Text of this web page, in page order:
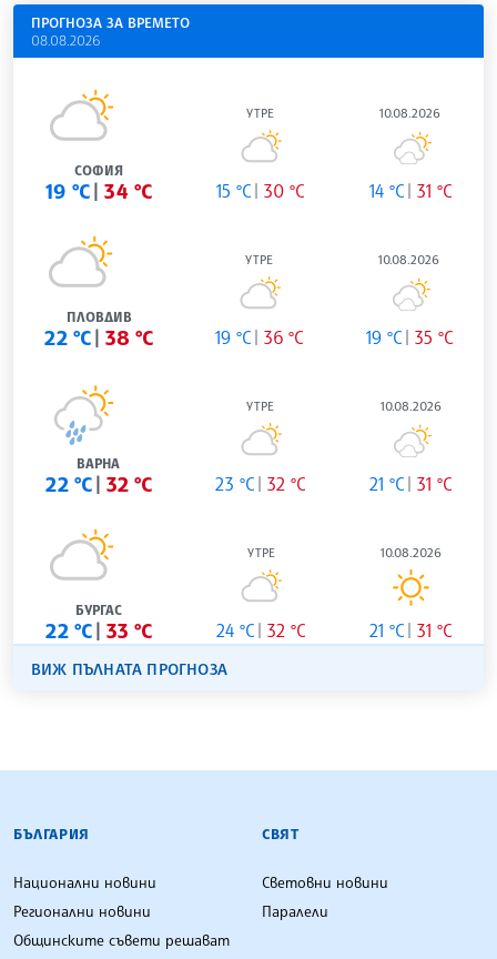
ПРОГНОЗА ЗА ВРЕМЕТО
08.08.2026
СОФИЯ
19 °C 34 °C
УТРЕ
15 °C 30 °C
10.08.2026
14 °C 31 °C
ПЛОВДИВ
22 °C 38 °C
УТРЕ
19 °C 36 °C
10.08.2026
19 °C 35 °C
ВАРНА
22 °C 32 °C
УТРЕ
23 °C 32 °C
10.08.2026
21 °C 31 °C
БУРГАС
22 °C 33 °C
УТРЕ
24 °C 32 °C
10.08.2026
21 °C 31 °C
ВИЖ ПЪЛНАТА ПРОГНОЗА
БЪЛГАРСКА ТЕЛЕГРАФНА АГЕНЦИЯ
БЪЛГАРИЯ
Национални новини
Регионални новини
Общинските съвети решават
СВЯТ
Световни новини
Паралели